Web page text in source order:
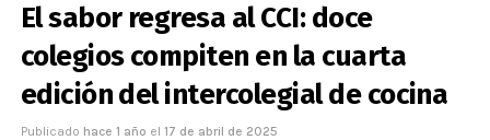
El sabor regresa al CCI: doce
colegios compiten en la cuarta
edición del intercolegial de cocina
Publicado hace 1 año el 17 de abril de 2025